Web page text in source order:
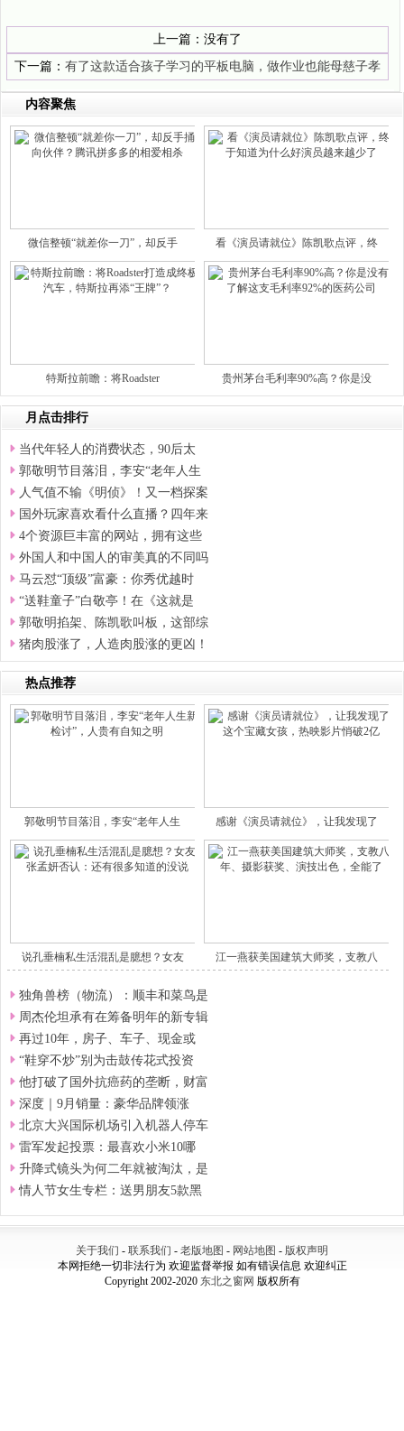
上一篇：没有了
下一篇： 有了这款适合孩子学习的平板电脑，做作业也能母慈子孝
内容聚焦
微信整顿“就差你一刀”，却反手 看《演员请就位》陈凯歌点评，终
特斯拉前瞻：将Roadster 贵州茅台毛利率90%高？你是没
月点击排行
当代年轻人的消费状态，90后太
郭敬明节目落泪，李安“老年人生
人气值不输《明侦》！又一档探案
国外玩家喜欢看什么直播？四年来
4个资源巨丰富的网站，拥有这些
外国人和中国人的审美真的不同吗
马云怼“顶级”富豪：你秀优越时
“送鞋童子”白敬亭！在《这就是
郭敬明掐架、陈凯歌叫板，这部综
猪肉股涨了，人造肉股涨的更凶！
热点推荐
郭敬明节目落泪，李安“老年人生 感谢《演员请就位》，让我发现了
说孔垂楠私生活混乱是臆想？女友 江一燕获美国建筑大师奖，支教八
独角兽榜（物流）：顺丰和菜鸟是
周杰伦坦承有在筹备明年的新专辑
再过10年，房子、车子、现金或
“鞋穿不炒”别为击鼓传花式投资
他打破了国外抗癌药的垄断，财富
深度｜9月销量：豪华品牌领涨
北京大兴国际机场引入机器人停车
雷军发起投票：最喜欢小米10哪
升降式镜头为何二年就被淘汰，是
情人节女生专栏：送男朋友5款黑
关于我们 - 联系我们 - 老版地图 - 网站地图 - 版权声明
本网拒绝一切非法行为 欢迎监督举报 如有错误信息 欢迎纠正
Copyright 2002-2020 东北之窗网 版权所有